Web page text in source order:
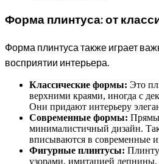
Форма плинтуса: от
Форма плинтуса также играет
восприятии интерьера.
Классические формы: Это
верхними краями, иногда с
Они придают интерьеру
Современные формы:
минималистичный дизайн.
вписываются в современные
Фигурные плинтусы:
узорами, имитацией